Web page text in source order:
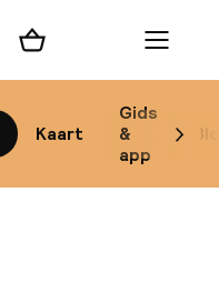
Kaart
Gids
&
app
Winkelmand Menu